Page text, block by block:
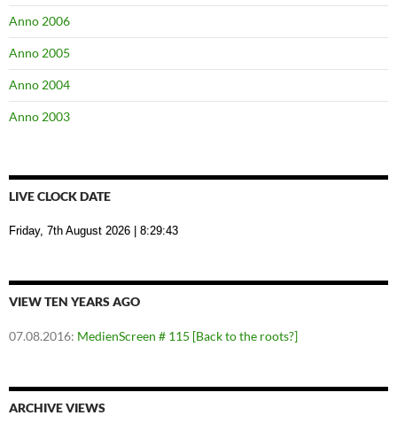
Anno 2006
Anno 2005
Anno 2004
Anno 2003
LIVE CLOCK DATE
Friday, 7th August 2026 | 8:29:44
VIEW TEN YEARS AGO
07.08.2016: MedienScreen # 115 [Back to the roots?]
ARCHIVE VIEWS